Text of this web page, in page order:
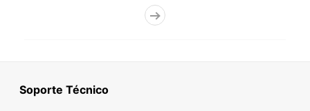
Soporte Técnico